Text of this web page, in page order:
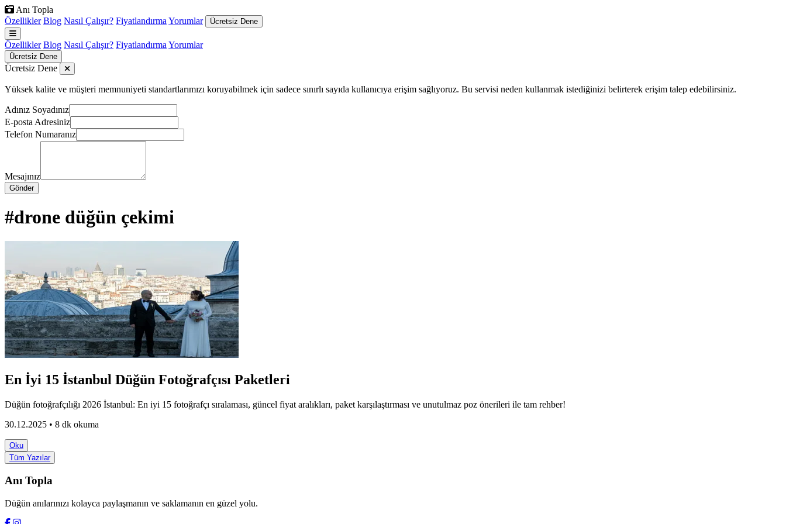
Anı Topla
Özellikler Blog Nasıl Çalışır? Fiyatlandırma Yorumlar Ücretsiz Dene
Özellikler Blog Nasıl Çalışır? Fiyatlandırma Yorumlar
Ücretsiz Dene
Ücretsiz Dene
Yüksek kalite ve müşteri memnuniyeti standartlarımızı koruyabilmek için sadece sınırlı sayıda kullanıcıya erişim sağlıyoruz. Bu servisi neden kullanmak istediğinizi belirterek erişim talep edebilirsiniz.
Adınız Soyadınız
E-posta Adresiniz
Telefon Numaranız
Mesajınız
Gönder
#drone düğün çekimi
En İyi 15 İstanbul Düğün Fotoğrafçısı Paketleri
Düğün fotoğrafçılığı 2026 İstanbul: En iyi 15 fotoğrafçı sıralaması, güncel fiyat aralıkları, paket karşılaştırması ve unutulmaz poz önerileri ile tam rehber!
30.12.2025 • 8 dk okuma
Oku
Tüm Yazılar
Anı Topla
Düğün anılarınızı kolayca paylaşmanın ve saklamanın en güzel yolu.